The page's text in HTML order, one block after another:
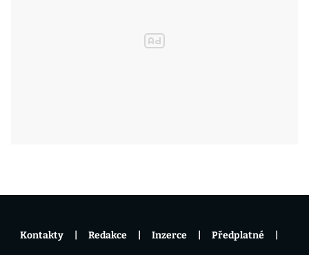
Kontakty Redakce Inzerce Předplatné